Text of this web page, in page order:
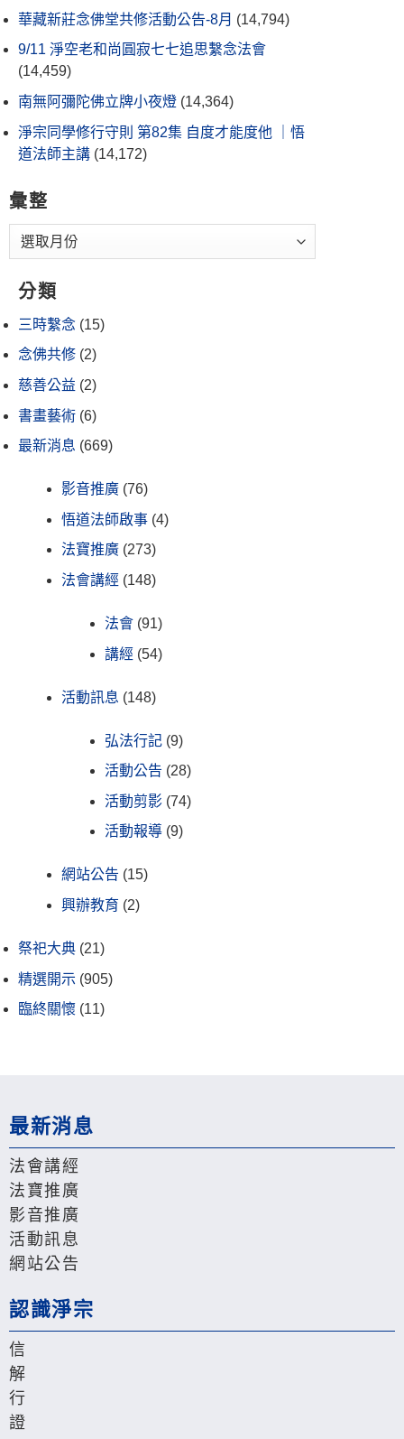
華藏新莊念佛堂共修活動公告-8月 (14,794)
9/11 淨空老和尚圓寂七七追思繫念法會
(14,459)
南無阿彌陀佛立牌小夜燈 (14,364)
淨宗同學修行守則 第82集 自度才能度他 ｜悟
道法師主講 (14,172)
彙整
分類
三時繫念 (15)
念佛共修 (2)
慈善公益 (2)
書畫藝術 (6)
最新消息 (669)
影音推廣 (76)
悟道法師啟事 (4)
法寶推廣 (273)
法會講經 (148)
法會 (91)
講經 (54)
活動訊息 (148)
弘法行記 (9)
活動公告 (28)
活動剪影 (74)
活動報導 (9)
網站公告 (15)
興辦教育 (2)
祭祀大典 (21)
精選開示 (905)
臨終關懷 (11)
最新消息
法會講經
法寶推廣
影音推廣
活動訊息
網站公告
認識淨宗
信
解
行
證